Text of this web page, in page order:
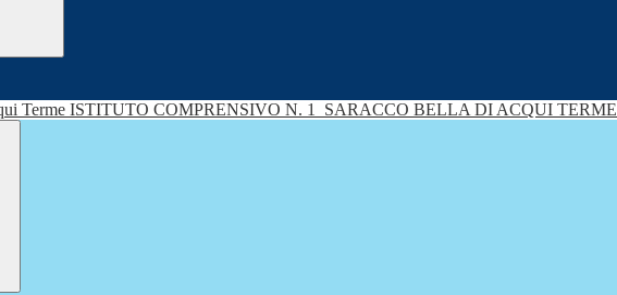
ISTITUTO COMPRENSIVO N. 1 SARACCO BELLA DI ACQUI TERME